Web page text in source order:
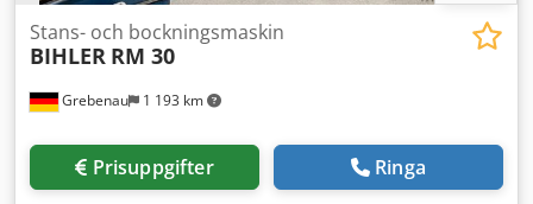
Grebenau 1 193 km
Stans- och bockningsmaskin
BIHLER RM 30
Prisuppgifter Ringa